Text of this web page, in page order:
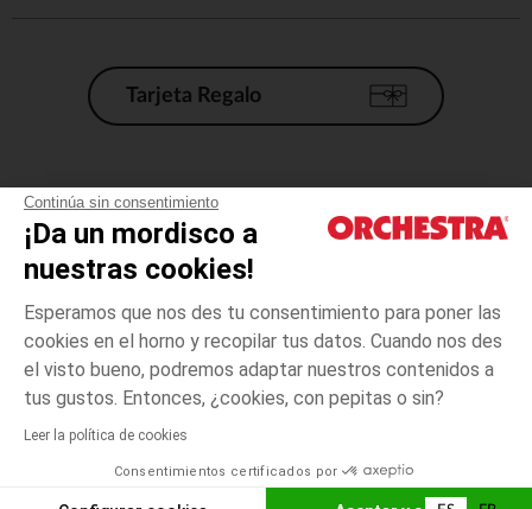
Continúa sin consentimiento
¡Da un mordisco a
nuestras cookies!
Esperamos que nos des tu consentimiento para poner las
cookies en el horno y recopilar tus datos. Cuando nos des
el visto bueno, podremos adaptar nuestros contenidos a
tus gustos. Entonces, ¿cookies, con pepitas o sin?
Leer la política de cookies
Consentimientos certificados por
Tarjeta Regalo
Condiciones generales de venta
Aviso Legal
*Condiciones de las ofertas actuales
Gestión de las cookies
Accesibilidad: no conforme
Orchestra adhiere al código de ética de la Federación Francesa de comercio
electrónico y venta a distancia (FEVAD) y al sistema de mediación de